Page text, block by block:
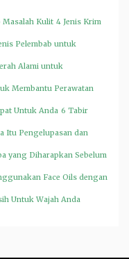
Masalah Kulit 4 Jenis Krim
Pelembab untuk
Alami untuk
Membantu Perawatan
Untuk Anda 6 Tabir
Itu Pengelupasan dan
yang Diharapkan Sebelum
Face Oils dengan
Untuk Wajah Anda